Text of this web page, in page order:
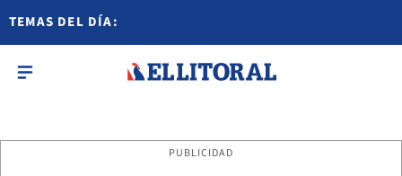
TEMAS DEL DÍA:
PUBLICIDAD